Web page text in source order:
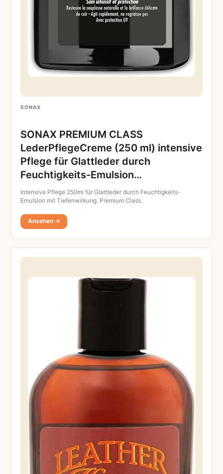
SONAX
SONAX PREMIUM CLASS
LederPflegeCreme (250 ml) intensive
Pflege für Glattleder durch
Feuchtigkeits-Emulsion…
Intensive Pflege 250ml für Glattleder durch Feuchtigkeits-
Emulsion mit Tiefenwirkung. Premium Class.
Ansehen →